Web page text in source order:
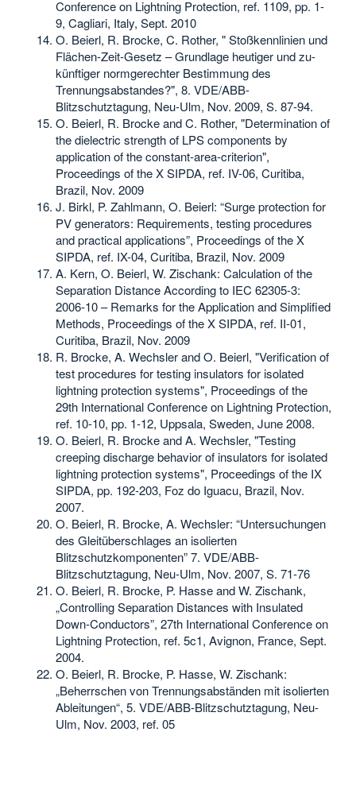
Conference on Lightning Protection, ref. 1109, pp. 1-
9, Cagliari, Italy, Sept. 2010
O. Beierl, R. Brocke, C. Rother, " Stoßkennlinien und
Flächen-Zeit-Gesetz – Grundlage heutiger und zu-
künftiger normgerechter Bestimmung des
Trennungsabstandes?", 8. VDE/ABB-
Blitzschutztagung, Neu-Ulm, Nov. 2009, S. 87-94.
O. Beierl, R. Brocke and C. Rother, "Determination of
the dielectric strength of LPS components by
application of the constant-area-criterion",
Proceedings of the X SIPDA, ref. IV-06, Curitiba,
Brazil, Nov. 2009
J. Birkl, P. Zahlmann, O. Beierl: “Surge protection for
PV generators: Requirements, testing procedures
and practical applications”, Proceedings of the X
SIPDA, ref. IX-04, Curitiba, Brazil, Nov. 2009
A. Kern, O. Beierl, W. Zischank: Calculation of the
Separation Distance According to IEC 62305-3:
2006-10 – Remarks for the Application and Simplified
Methods, Proceedings of the X SIPDA, ref. II-01,
Curitiba, Brazil, Nov. 2009
R. Brocke, A. Wechsler and O. Beierl, "Verification of
test procedures for testing insulators for isolated
lightning protection systems", Proceedings of the
29th International Conference on Lightning Protection,
ref. 10-10, pp. 1-12, Uppsala, Sweden, June 2008.
O. Beierl, R. Brocke and A. Wechsler, "Testing
creeping discharge behavior of insulators for isolated
lightning protection systems", Proceedings of the IX
SIPDA, pp. 192-203, Foz do Iguacu, Brazil, Nov.
2007.
O. Beierl, R. Brocke, A. Wechsler: “Untersuchungen
des Gleitüberschlages an isolierten
Blitzschutzkomponenten” 7. VDE/ABB-
Blitzschutztagung, Neu-Ulm, Nov. 2007, S. 71-76
O. Beierl, R. Brocke, P. Hasse and W. Zischank,
„Controlling Separation Distances with Insulated
Down-Conductors”, 27th International Conference on
Lightning Protection, ref. 5c1, Avignon, France, Sept.
2004.
O. Beierl, R. Brocke, P. Hasse, W. Zischank:
„Beherrschen von Trennungsabständen mit isolierten
Ableitungen“, 5. VDE/ABB-Blitzschutztagung, Neu-
Ulm, Nov. 2003, ref. 05